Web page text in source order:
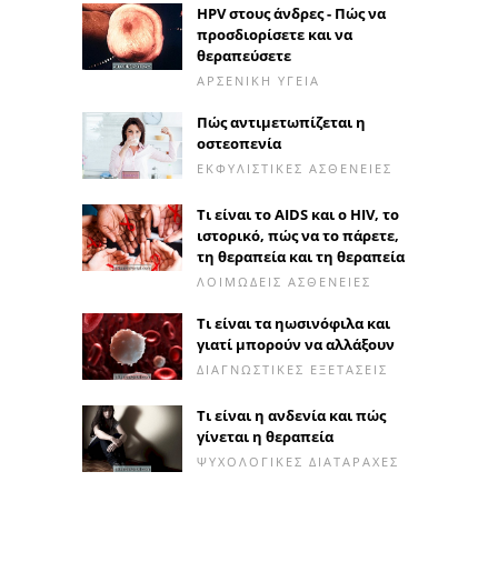
HPV στους άνδρες - Πώς να
προσδιορίσετε και να
θεραπεύσετε
ΑΡΣΕΝΙΚΉ ΥΓΕΊΑ
Πώς αντιμετωπίζεται η
οστεοπενία
ΕΚΦΥΛΙΣΤΙΚΈΣ ΑΣΘΈΝΕΙΕΣ
Τι είναι το AIDS και ο HIV, το
ιστορικό, πώς να το πάρετε,
τη θεραπεία και τη θεραπεία
ΛΟΙΜΏΔΕΙΣ ΑΣΘΈΝΕΙΕΣ
Τι είναι τα ηωσινόφιλα και
γιατί μπορούν να αλλάξουν
ΔΙΑΓΝΩΣΤΙΚΈΣ ΕΞΕΤΆΣΕΙΣ
Τι είναι η ανδενία και πώς
γίνεται η θεραπεία
ΨΥΧΟΛΟΓΙΚΈΣ ΔΙΑΤΑΡΑΧΈΣ